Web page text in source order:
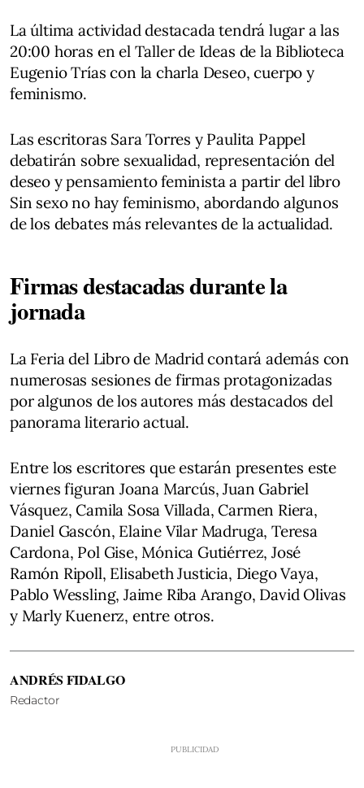
La última actividad destacada tendrá lugar a las
20:00 horas en el Taller de Ideas de la Biblioteca
Eugenio Trías con la charla Deseo, cuerpo y
feminismo.
Las escritoras Sara Torres y Paulita Pappel
debatirán sobre sexualidad, representación del
deseo y pensamiento feminista a partir del libro
Sin sexo no hay feminismo, abordando algunos
de los debates más relevantes de la actualidad.
Firmas destacadas durante la
jornada
La Feria del Libro de Madrid contará además con
numerosas sesiones de firmas protagonizadas
por algunos de los autores más destacados del
panorama literario actual.
Entre los escritores que estarán presentes este
viernes figuran Joana Marcús, Juan Gabriel
Vásquez, Camila Sosa Villada, Carmen Riera,
Daniel Gascón, Elaine Vilar Madruga, Teresa
Cardona, Pol Gise, Mónica Gutiérrez, José
Ramón Ripoll, Elisabeth Justicia, Diego Vaya,
Pablo Wessling, Jaime Riba Arango, David Olivas
y Marly Kuenerz, entre otros.
ANDRÉS FIDALGO
Redactor